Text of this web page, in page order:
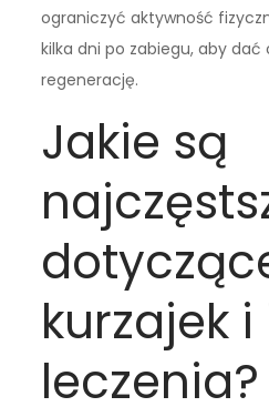
ograniczyć aktywność
kilka dni po zabiegu, aby
regenerację.
Jakie są
kurzajek
leczenia?